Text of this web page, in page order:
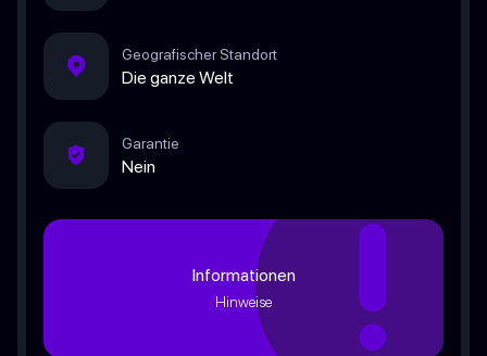
Geografischer Standort
Die ganze Welt
Garantie
Nein
Informationen
Hinweise